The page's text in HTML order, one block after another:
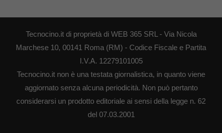
Tecnocino.it di proprietà di WEB 365 SRL - Via Nicola
Marchese 10, 00141 Roma (RM) - Codice Fiscale e Partita
I.V.A. 12279101005
Tecnocino.it non è una testata giornalistica, in quanto viene
aggiornato senza alcuna periodicità. Non può pertanto
considerarsi un prodotto editoriale ai sensi della legge n. 62
del 07.03.2001